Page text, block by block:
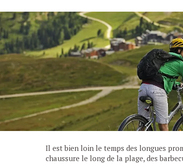
Il est bien loin le temps des longues
chaussure le long de la plage, des